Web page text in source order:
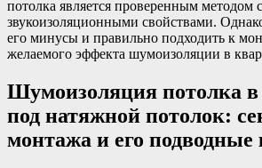
потолка является проверенным методом
звукоизоляционными свойствами.
его минусы и правильно подходить к
желаемого эффекта шумоизоляции в
Шумоизоляция потолка в
под натяжной потолок:
монтажа и его